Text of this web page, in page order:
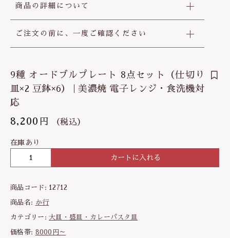
商品の詳細について
ご注文の前に、一度ご確認ください
9種 オードブルプレート 8点セット（仕切り
皿×2 豆鉢×6） | 美濃焼 電子レンジ・食洗機対
応
8,200 円 （税込）
在庫あり
種
ー
ド
プ
カートに入れる
商品コード: 12712
商品名: か行
カテゴリー:大皿・盛皿・カレーパスタ皿
価格帯: 8000円～